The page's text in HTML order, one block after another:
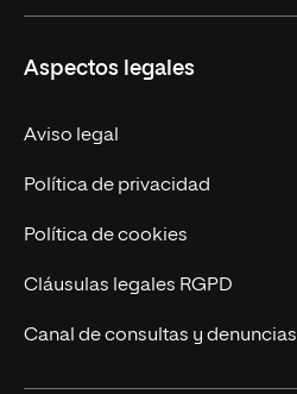
Trabaja en UNIR
Actualidad UNIR
Contáctanos
Aspectos legales
Aviso legal
Política de privacidad
Política de cookies
Cláusulas legales RGPD
Canal de consultas y denuncias